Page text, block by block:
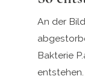
An der
Bakterie
entstehen.